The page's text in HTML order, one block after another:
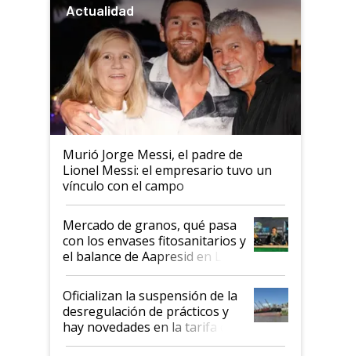
Actualidad
Murió Jorge Messi, el padre de
Lionel Messi: el empresario tuvo un
vínculo con el campo
Mercado de granos, qué pasa
con los envases fitosanitarios y
el balance de Aapresid en La
Posta
Oficializan la suspensión de la
desregulación de prácticos y
hay novedades en la tarifa de
la hidrovía